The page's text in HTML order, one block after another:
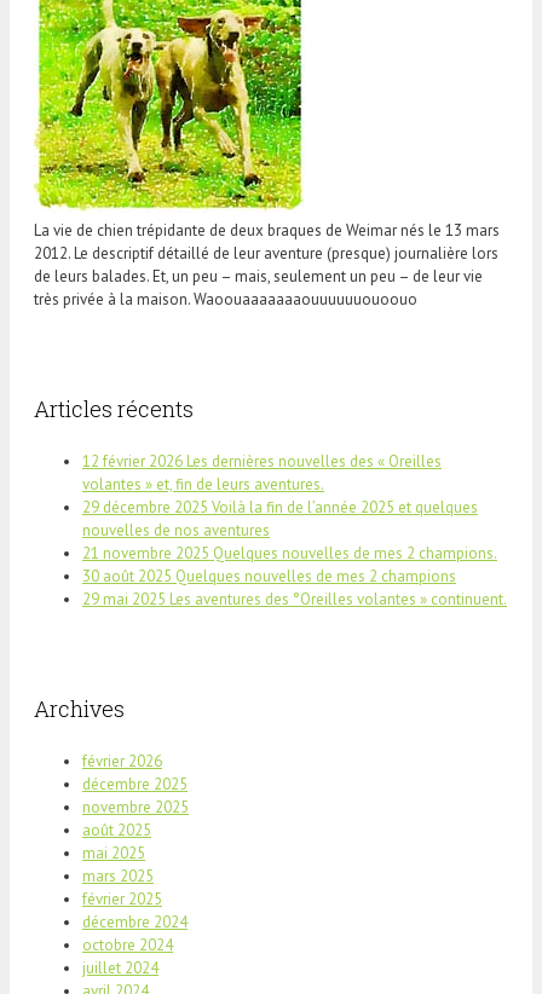
La vie de chien trépidante de deux braques de Weimar nés le 13 mars
2012. Le descriptif détaillé de leur aventure (presque) journalière lors
de leurs balades. Et, un peu – mais, seulement un peu – de leur vie
très privée à la maison. Waoouaaaaaaaouuuuuuouoouo
Articles récents
12 février 2026 Les dernières nouvelles des « Oreilles
volantes » et, fin de leurs aventures.
29 décembre 2025 Voilà la fin de l’année 2025 et quelques
nouvelles de nos aventures
21 novembre 2025 Quelques nouvelles de mes 2 champions.
30 août 2025 Quelques nouvelles de mes 2 champions
29 mai 2025 Les aventures des °Oreilles volantes » continuent.
Archives
février 2026
décembre 2025
novembre 2025
août 2025
mai 2025
mars 2025
février 2025
décembre 2024
octobre 2024
juillet 2024